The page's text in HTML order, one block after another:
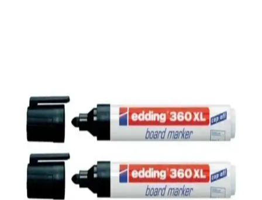
Renk seçenekleri, kullanım kolaylığı ve performans gibi önemli
detaylar burada. Doğru tercihi yapmanız için rehberlik sağlar.
Tahta Kalemi Karşılaştırması: TGB ve Pilot V
İpuçları
İki popüler tahta kalemi olan TGB ve Pilot V Board Master
ürünlerinin özellikleri, kullanıcı yorumları ve kullanım alanları